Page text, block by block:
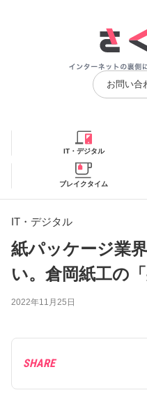
お問い合
IT・デジタル
ブレイクタイム
IT・デジタル
紙パッケージ業
い。倉岡紙工の
2022年11月25日
SHARE